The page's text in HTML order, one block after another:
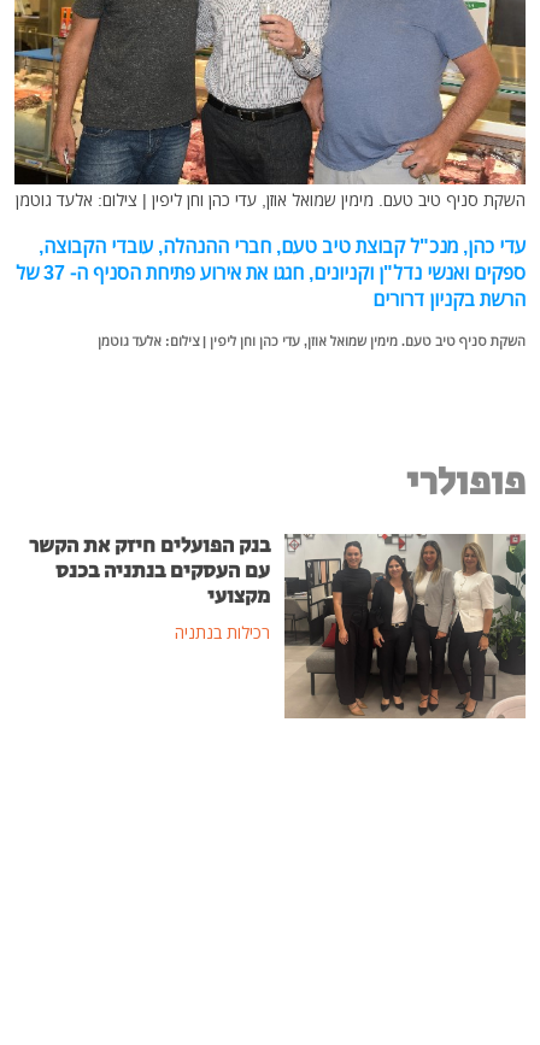
השקת סניף טיב טעם. מימין שמואל אוזן, עדי כהן וחן ליפין | צילום: אלעד גוטמן
עדי כהן, מנכ"ל קבוצת טיב טעם, חברי ההנהלה, עובדי הקבוצה,
ספקים ואנשי נדל"ן וקניונים, חגגו את אירוע פתיחת הסניף ה- 37 של
הרשת בקניון דרורים
השקת סניף טיב טעם. מימין שמואל אוזן, עדי כהן וחן ליפין | צילום: אלעד גוטמן
פופולרי
בנק הפועלים חיזק את הקשר
עם העסקים בנתניה בכנס
מקצועי
רכילות בנתניה